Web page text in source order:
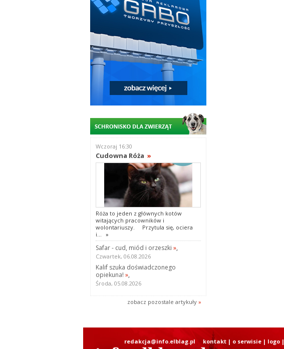
Wczoraj 16:30
Cudowna Róża »
Róża to jeden z głównych kotów
witających pracowników i
wolontariuszy. Przytula się, ociera
i... »
Safar - cud, miód i orzeszki »,
Czwartek, 06.08.2026
Kalif szuka doświadczonego
opiekuna! »,
Środa, 05.08.2026
zobacz pozostale artykuły »
redakcja@info.elblag.pl kontakt| o serwisie| logo|